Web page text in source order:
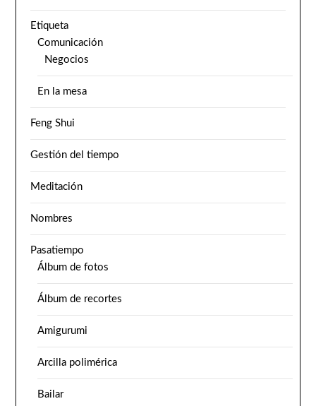
Etiqueta
Comunicación
Negocios
En la mesa
Feng Shui
Gestión del tiempo
Meditación
Nombres
Pasatiempo
Álbum de fotos
Álbum de recortes
Amigurumi
Arcilla polimérica
Bailar